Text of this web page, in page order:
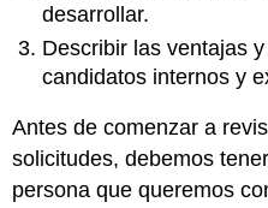
Validez
y
ajuste
Revisando
Currículums
desarrollar.
Describir las ventajas
candidatos internos y
Antes de comenzar a
solicitudes, debemos
persona que queremos